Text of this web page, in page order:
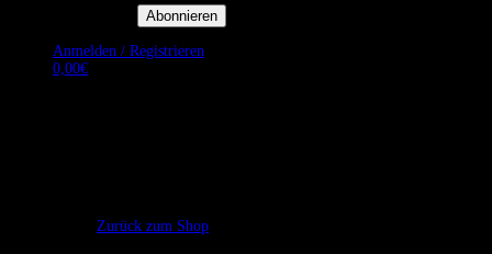
Anmelden / Registrieren
0,00€
Zurück zum Shop